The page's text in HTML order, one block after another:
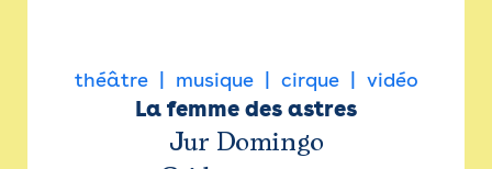
théâtre musique cirque vidéo
La femme des astres
Jur Domingo